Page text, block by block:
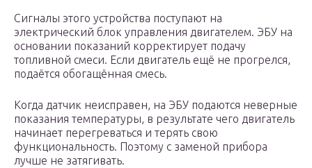
Сигналы этого устройства поступают на
электрический блок управления двигателем. ЭБУ на
основании показаний корректирует подачу
топливной смеси. Если двигатель ещё не прогрелся,
подаётся обогащённая смесь.
Когда датчик неисправен, на ЭБУ подаются неверные
показания температуры, в результате чего двигатель
начинает перегреваться и терять свою
функциональность. Поэтому с заменой прибора
лучше не затягивать.